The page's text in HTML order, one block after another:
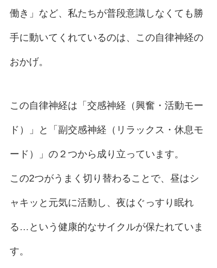
働き」など、私たちが普段意識しなくても勝
手に動いてくれているのは、この自律神経の
おかげ。
この自律神経は「交感神経（興奮・活動モー
ド）」と「副交感神経（リラックス・休息モ
ード）」の２つから成り立っています。
この2つがうまく切り替わることで、昼はシ
ャキッと元気に活動し、夜はぐっすり眠れ
る…という健康的なサイクルが保たれていま
す。